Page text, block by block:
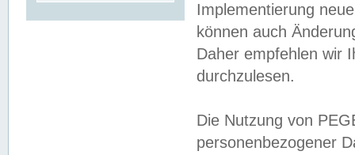
Implementierung
können auch
Daher empfehlen wir
durchzulesen.
Die Nutzung von
personenbezogener